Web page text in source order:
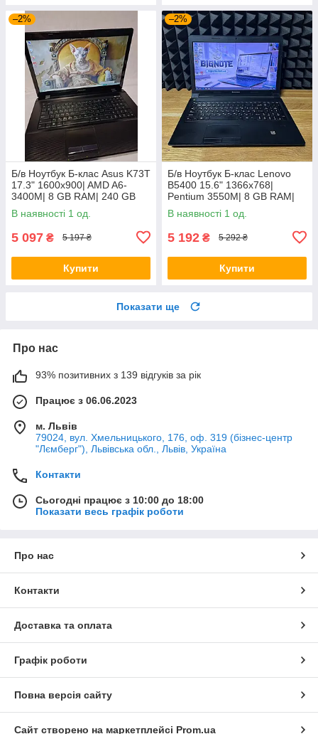
–2%
Б/в Ноутбук Б-клас Asus K73T
17.3" 1600x900| AMD A6-
3400M| 8 GB RAM| 240 GB
SSD + 500 GB HDD| Radeon
HD 6520G
В наявності 1 од.
5 097 ₴ 5 197 ₴
Купити
–2%
Б/в Ноутбук Б-клас Lenovo
B5400 15.6" 1366x768|
Pentium 3550M| 8 GB RAM|
128 GB SSD| HD
В наявності 1 од.
5 192 ₴ 5 292 ₴
Купити
Показати ще
Про нас
93% позитивних з 139 відгуків за рік
Працює з 06.06.2023
м. Львів
79024, вул. Хмельницького, 176, оф. 319 (бізнес-центр
"Лємберг"), Львівська обл., Львів, Україна
Контакти
Сьогодні працює з 10:00 до 18:00
Показати весь графік роботи
Про нас
Контакти
Доставка та оплата
Графік роботи
Повна версія сайту
Сайт створено на маркетплейсі Prom.ua